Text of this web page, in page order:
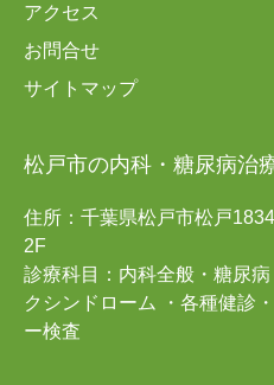
アクセス
お問合せ
サイトマップ
松戸市の内科・糖尿病治
住所：千葉県松戸市松戸
2F
診療科目：内科全般・糖尿
クシンドローム ・各種健診
ー検査